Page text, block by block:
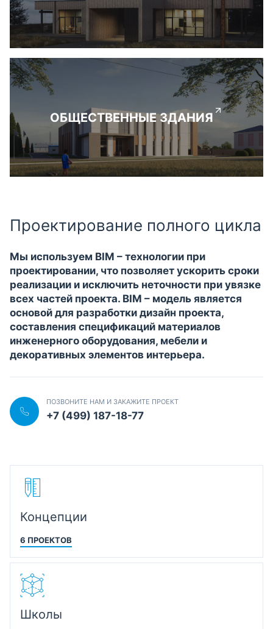
ОБЩЕСТВЕННЫЕ ЗДАНИЯ
Проектирование полного цикла
Мы используем BIM – технологии при
проектировании, что позволяет ускорить сроки
реализации и исключить неточности при увязке
всех частей проекта. BIM – модель является
основой для разработки дизайн проекта,
составления спецификаций материалов
инженерного оборудования, мебели и
декоративных элементов интерьера.
ПОЗВОНИТЕ НАМ И ЗАКАЖИТЕ ПРОЕКТ
+7 (499) 187-18-77
Концепции
6 ПРОЕКТОВ
Школы